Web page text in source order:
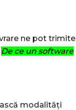
ne pot trimite
De ce un software
modalități